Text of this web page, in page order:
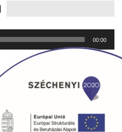
00:00
Minden jog fenntartva. •